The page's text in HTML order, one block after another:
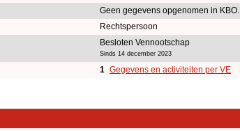
Geen gegevens opgenomen in KBO.
Rechtspersoon
Besloten Vennootschap
Sinds 14 december 2023
1 Gegevens en activiteiten per VE